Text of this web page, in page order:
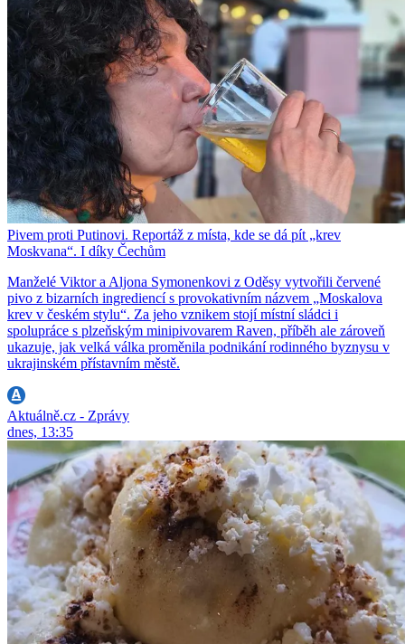
Pivem proti Putinovi. Reportáž z místa, kde se dá pít „krev
Moskvana“. I díky Čechům
Manželé Viktor a Aljona Symonenkovi z Oděsy vytvořili červené
pivo z bizarních ingrediencí s provokativním názvem „Moskalova
krev v českém stylu“. Za jeho vznikem stojí místní sládci i
spolupráce s plzeňským minipivovarem Raven, příběh ale zároveň
ukazuje, jak velká válka proměnila podnikání rodinného byznysu v
ukrajinském přístavním městě.
Aktuálně.cz - Zprávy
dnes, 13:35